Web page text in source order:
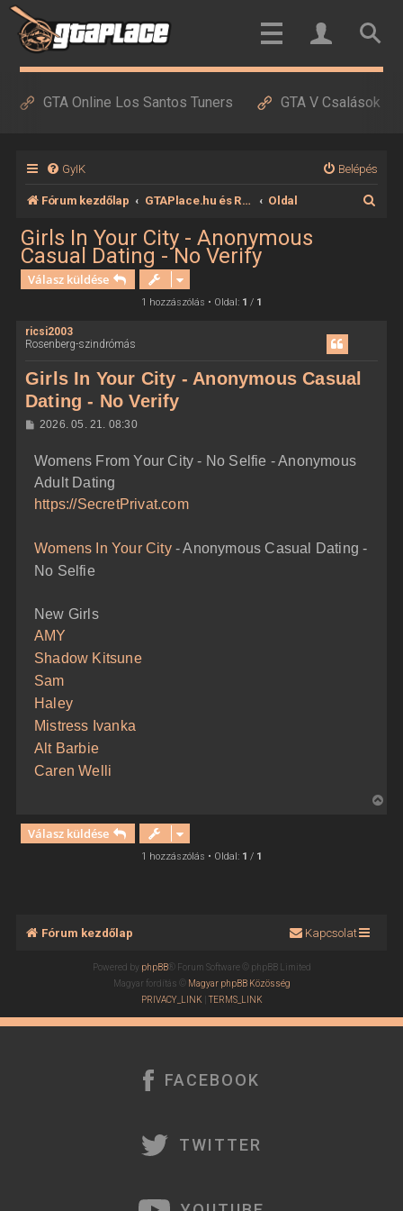
GTA Online Los Santos Tuners GTA V Csalások
GyIK Belépés
Fórum kezdőlap GTAPlace.hu és RedDeadPlace.hu Oldal
Girls In Your City - Anonymous
Casual Dating - No Verify
Válasz küldése
1 hozzászólás • Oldal: 1 / 1
ricsi2003
Rosenberg-szindrómás
Girls In Your City - Anonymous Casual
Dating - No Verify
H
z
á
s
z
ó
s
2026. 05. 21. 08:30
Womens From Your City - No Selfie - Anonymous
Adult Dating
https://SecretPrivat.com
Womens In Your City- Anonymous Casual Dating -
No Selfie
New Girls
AMY
Shadow Kitsune
Sam
Haley
Mistress Ivanka
Alt Barbie
Caren Welli
é
Válasz küldése
1 hozzászólás • Oldal: 1 / 1
Fórum kezdőlap Kapcsolat
Powered by phpBB® Forum Software © phpBB Limited
Magyar fordítás © Magyar phpBB Közösség
PRIVACY_LINK |TERMS_LINK
FACEBOOK
TWITTER